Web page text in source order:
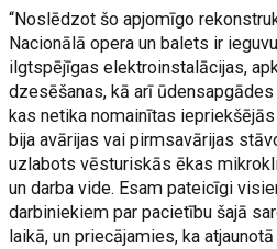
“Noslēdzot šo apjomīgo
Nacionālā opera un balets ir
ilgtspējīgas elektroinstalācijas,
dzesēšanas, kā arī
kas netika nomainītas
bija avārijas vai pirmsavārijas
uzlabots vēsturiskās ēkas
un darba vide. Esam pateicīgi
darbiniekiem par pacietību šajā
laikā, un priecājamies, ka